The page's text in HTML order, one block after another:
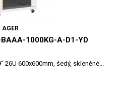
AGER
1000KG-A-D1-YD
26U 600x600mm, šedý, skleněné...